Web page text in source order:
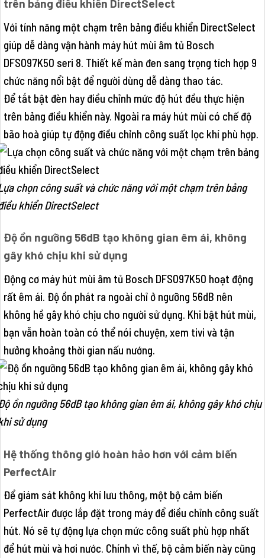
trên bảng điều khiển DirectSelect
Với tính năng một chạm trên bảng điều khiển DirectSelect
giúp dễ dàng vận hành máy hút mùi âm tủ Bosch
DFS097K50 seri 8. Thiết kế màn đen sang trọng tích hợp 9
chức năng nổi bật để người dùng dễ dàng thao tác.
Để tắt bật đèn hay điều chỉnh mức độ hút đều thực hiện
trên bảng điều khiển này. Ngoài ra máy hút mùi có chế độ
bão hoà giúp tự động điều chỉnh công suất lọc khí phù hợp.
chọn công suất và chức năng với một chạm trên bảng
khiển DirectSelect
Độ ồn ngưỡng 56dB tạo không gian êm ái, không
gây khó chịu khi sử dụng
Động cơ máy hút mùi âm tủ Bosch DFS097K50 hoạt động
rất êm ái. Độ ồn phát ra ngoài chỉ ở ngưỡng 56dB nên
không hề gây khó chịu cho người sử dụng. Khi bật hút mùi,
bạn vẫn hoàn toàn có thể nói chuyện, xem tivi và tận
hưởng khoảng thời gian nấu nướng.
ồn ngưỡng 56dB tạo không gian êm ái, không gây khó chịu
sử dụng
Hệ thống thông gió hoàn hảo hơn với cảm biến
PerfectAir
Để giám sát không khí lưu thông, một bộ cảm biến
PerfectAir được lắp đặt trong máy để điều chỉnh công suất
hút. Nó sẽ tự động lựa chọn mức công suất phù hợp nhất
để hút mùi và hơi nước. Chính vì thế, bộ cảm biến này cũng